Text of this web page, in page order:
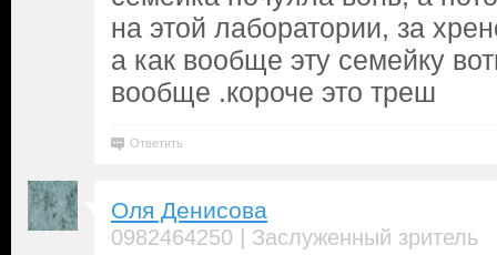
на этой лаборатории, за
а как вообще эту семейку
вообще .короче это треш
Ответить
Оля Денисова
0982464250 | Заслуженный зритель